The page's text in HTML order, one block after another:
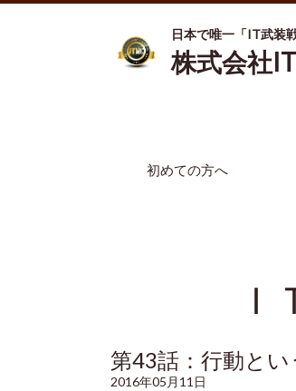
日本で唯一「IT武装
株式会社
初めての方へ
第43話：行動と
2016年05月11日